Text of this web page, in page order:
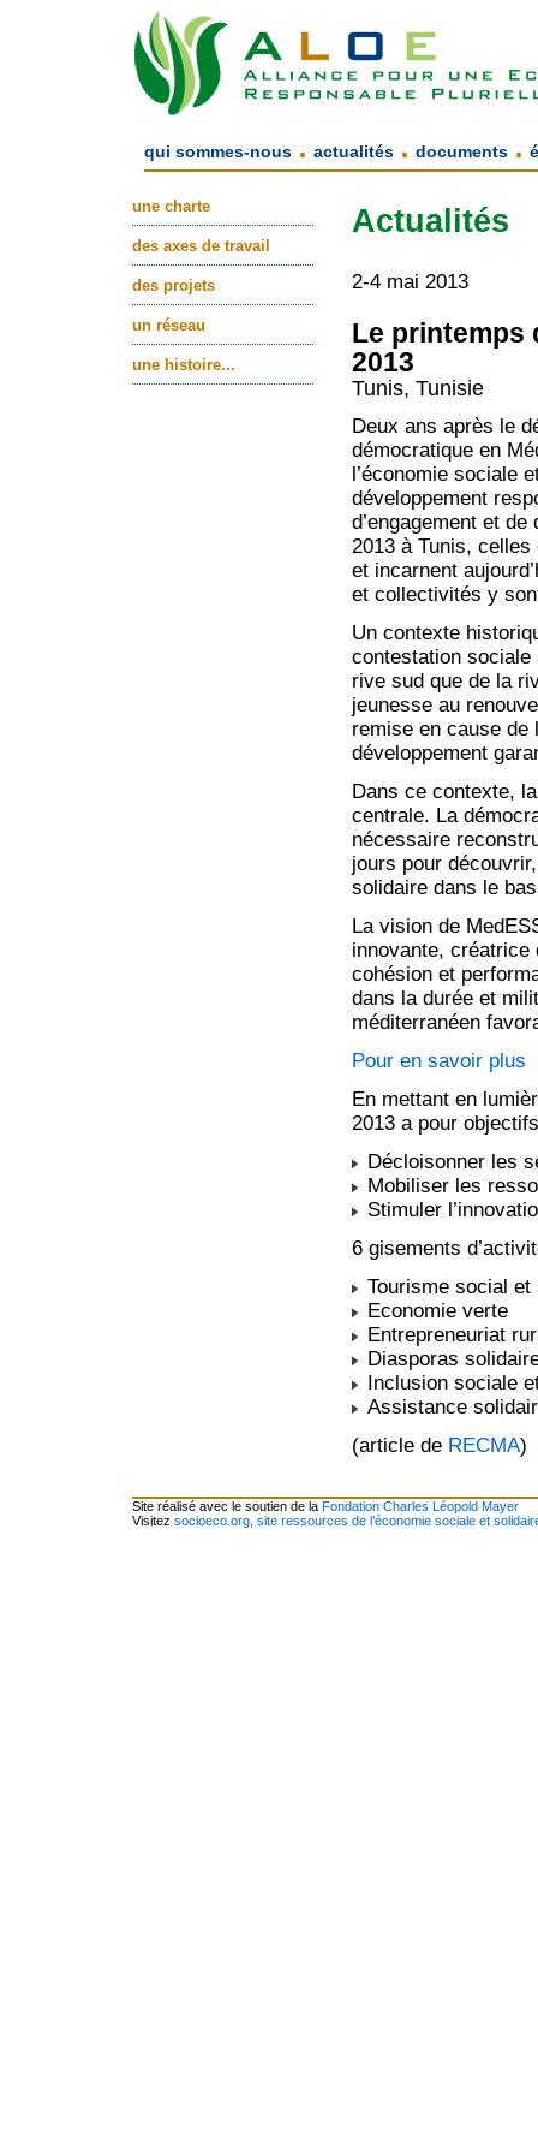
qui sommes-nous . actualités . documents .
une charte
des axes de travail
des projets
un réseau
une histoire...
Actualités
2-4 mai 2013
Le printemps
2013
Tunis, Tunisie
Deux ans après le
démocratique en
l’économie sociale
développement
d’engagement et
2013 à Tunis,
et incarnent
et collectivités y
Un contexte
contestation sociale
rive sud que de la
jeunesse au
remise en cause de
développement
Dans ce contexte,
centrale. La
nécessaire
jours pour
solidaire dans le
La vision de
innovante, créatrice
cohésion et
dans la durée et
méditerranéen
Pour en savoir plus
En mettant en
2013 a pour
Décloisonner les
Mobiliser les
Stimuler
6 gisements
Tourisme social et
Economie verte
Entrepreneuriat
Diasporas
Inclusion sociale
Assistance
(article de RECMA)
Site réalisé avec le soutien de la Fondation Charles Léopold Mayer
Visitez socioeco.org, site ressources de l’économie sociale et